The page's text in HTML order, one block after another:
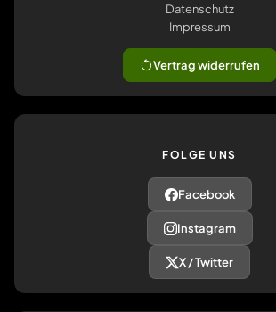
Datenschutz
Impressum
Vertrag widerrufen
FOLGE UNS
Facebook
Instagram
X / Twitter